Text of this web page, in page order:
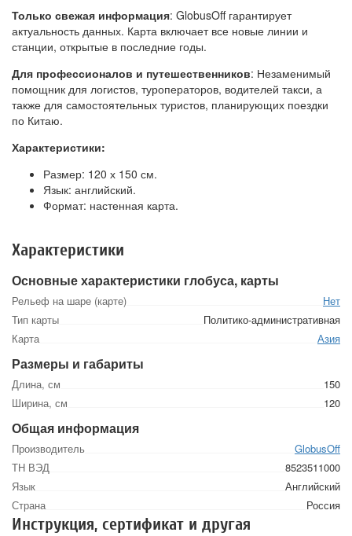
Только свежая информация: GlobusOff гарантирует
актуальность данных. Карта включает все новые линии и
станции, открытые в последние годы.
Для профессионалов и путешественников: Незаменимый
помощник для логистов, туроператоров, водителей такси, а
также для самостоятельных туристов, планирующих поездки
по Китаю.
Характеристики:
Размер: 120 х 150 см.
Язык: английский.
Формат: настенная карта.
Характеристики
Основные характеристики глобуса, карты
Рельеф на шаре (карте)
Нет
Тип карты
Политико-административная
Карта
Азия
Размеры и габариты
Длина, см
150
Ширина, см
120
Общая информация
Производитель
GlobusOff
ТН ВЭД
8523511000
Язык
Английский
Страна
Россия
Инструкция, сертификат и другая